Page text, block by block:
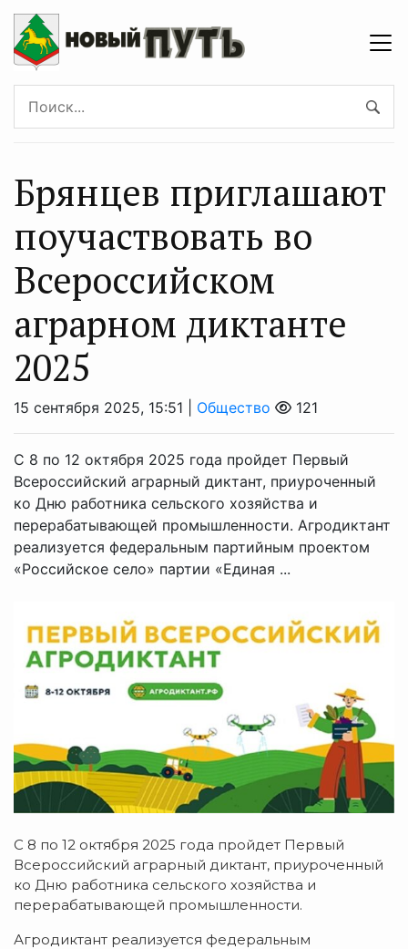
Брянцев приглашают
поучаствовать во
Всероссийском
аграрном диктанте
2025
15 сентября 2025, 15:51 | Общество 121
С 8 по 12 октября 2025 года пройдет Первый
Всероссийский аграрный диктант, приуроченный
ко Дню работника сельского хозяйства и
перерабатывающей промышленности. Агродиктант
реализуется федеральным партийным проектом
«Российское село» партии «Единая ...
С 8 по 12 октября 2025 года пройдет Первый
Всероссийский аграрный диктант, приуроченный
ко Дню работника сельского хозяйства и
перерабатывающей промышленности.
Агродиктант реализуется федеральным